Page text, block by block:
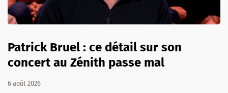
Patrick Bruel : ce détail sur son
concert au Zénith passe mal
6 août 2026